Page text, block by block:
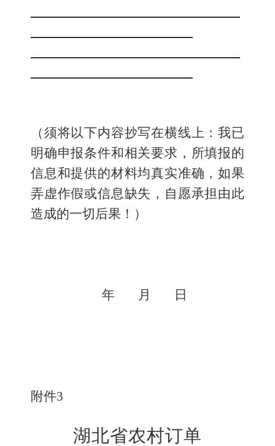
（须将以下内容抄写在横线上：我已
明确申报条件和相关要求 ， 所填报的
信息和提供的材料均真实准确，如果
弄虚作假或信息缺失 ，自愿承担 由此
造成的一切后果！ ）
年 月 日
附件3
湖北省农村订单